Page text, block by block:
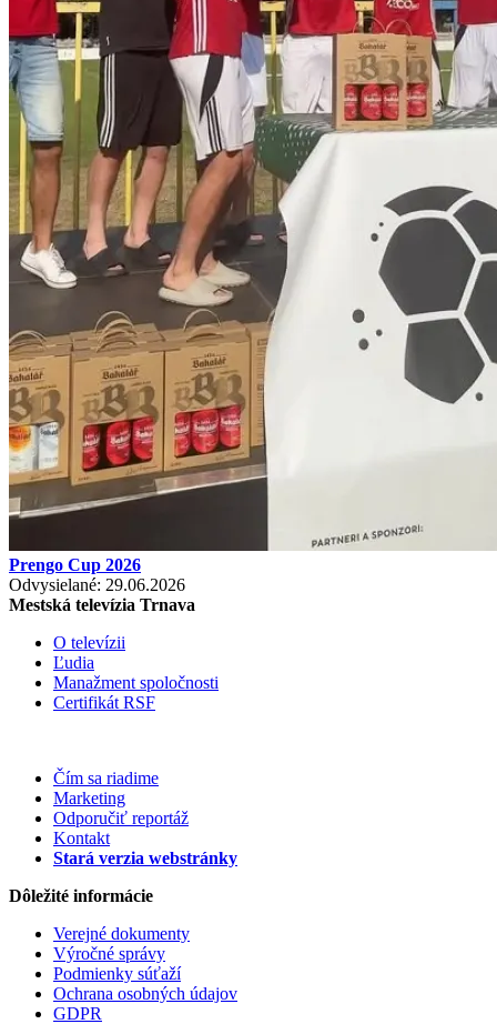
Prengo Cup 2026
Odvysielané: 29.06.2026
Mestská televízia Trnava
O televízii
Ľudia
Manažment spoločnosti
Certifikát RSF
Čím sa riadime
Marketing
Odporučiť reportáž
Kontakt
Stará verzia webstránky
Dôležité informácie
Verejné dokumenty
Výročné správy
Podmienky súťaží
Ochrana osobných údajov
GDPR